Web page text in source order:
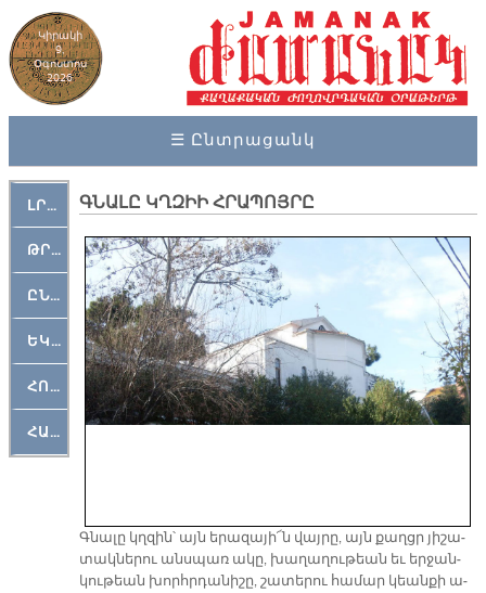
Կիրակի
9,
Օգոստոս
2026
☰ Ընտրացանկ
ԼՐԱՀՈՍ
ԹՐՔԱՀԱՅ ԿԵԱՆՔ
ԸՆԿԵՐԱՄՇԱԿՈՒԹԱՅԻՆ
ԵԿԵՂԵՑԱԿԱՆ
ՀՈԳԵՄՏԱՒՈՐ
ՀԱՐԹԱԿ
ԳՆԱԼԸ ԿՂԶԻԻ ՀՐԱՊՈՅՐԸ
Գնա­լը կղզին՝ այն ե­րա­զա­յի՜ն վայ­րը, այն քաղցր յի­շա­
տակ­նե­րու անս­պառ ա­կը, խա­ղա­ղու­թեան եւ եր­ջան­
կու­թեան խորհր­դա­նի­շը, շա­տե­րու հա­մար կեան­քի ա­